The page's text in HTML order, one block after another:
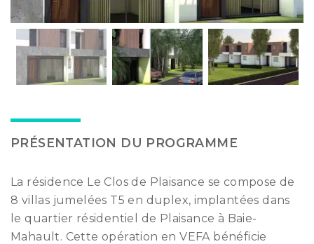
PRÉSENTATION DU PROGRAMME
La résidence Le Clos de Plaisance se compose de
8 villas jumelées T5 en duplex, implantées dans
le quartier résidentiel de Plaisance à Baie-
Mahault. Cette opération en VEFA bénéficie